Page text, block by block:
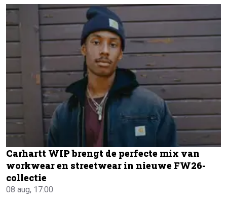
Carhartt WIP brengt de perfecte mix van
workwear en streetwear in nieuwe FW26-
collectie
08 aug, 17:00